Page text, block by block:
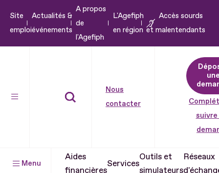
Aller
Site
emploi
Actualités &
événements
A propos
de
l'Agefiph
L'Agefiph
en région
Accès sourds
et malentendants
Nous
contacter
suivre
Menu
Aides
financières
Services
Outils et
simulateurs
Réseaux